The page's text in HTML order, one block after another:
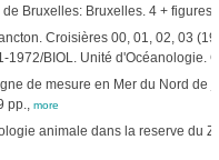
Bruxelles: Bruxelles. 4 + figures
Croisières 00, 01, 02, 03
1972/BIOL. Unité d'Océanologie.
de mesure en Mer du Nord de
pp., more
animale dans la reserve du